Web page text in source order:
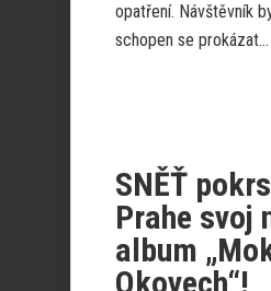
opatření. Návštěvník
schopen se prokázat...
SNĚŤ
Prahe svoj
album
Okovech“!